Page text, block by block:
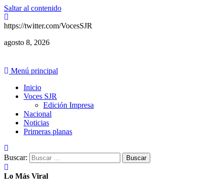
Saltar al contenido
https://twitter.com/VocesSJR
agosto 8, 2026
Menú principal
Inicio
Voces SJR
Edición Impresa
Nacional
Noticias
Primeras planas
Buscar:
Lo Más Viral